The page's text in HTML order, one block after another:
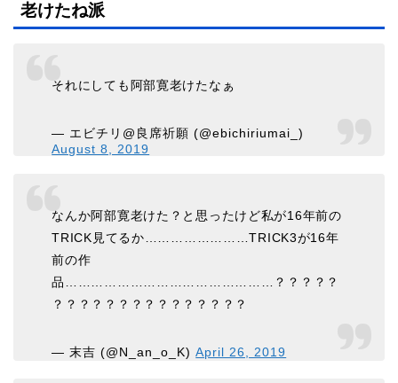
老けたね派
それにしても阿部寛老けたなぁ
— エビチリ@良席祈願 (@ebichiriumai_)
August 8, 2019
なんか阿部寛老けた？と思ったけど私が16年前の
TRICK見てるか……………………TRICK3が16年
前の作
品…………………………………………？？？？？
？？？？？？？？？？？？？？？
— 末吉 (@N_an_o_K)April 26, 2019